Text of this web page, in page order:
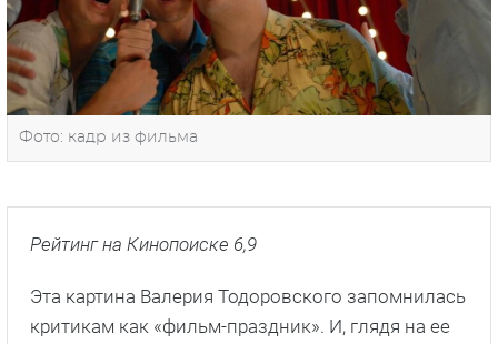
Фото: кадр из фильма
Рейтинг на Кинопоиске 6,9
Эта картина Валерия Тодоровского запомнилась
критикам как «фильм-праздник». И, глядя на ее